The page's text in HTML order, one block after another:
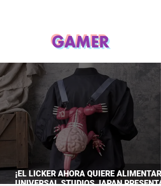
GAMER
¡EL LICKER AHORA QUIERE
UNIVERSAL STUDIOS JAPAN PRESENTA